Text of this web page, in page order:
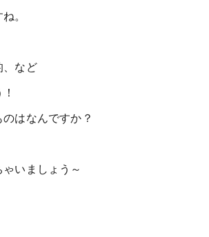
。
、など
はなんですか？
いましょう～